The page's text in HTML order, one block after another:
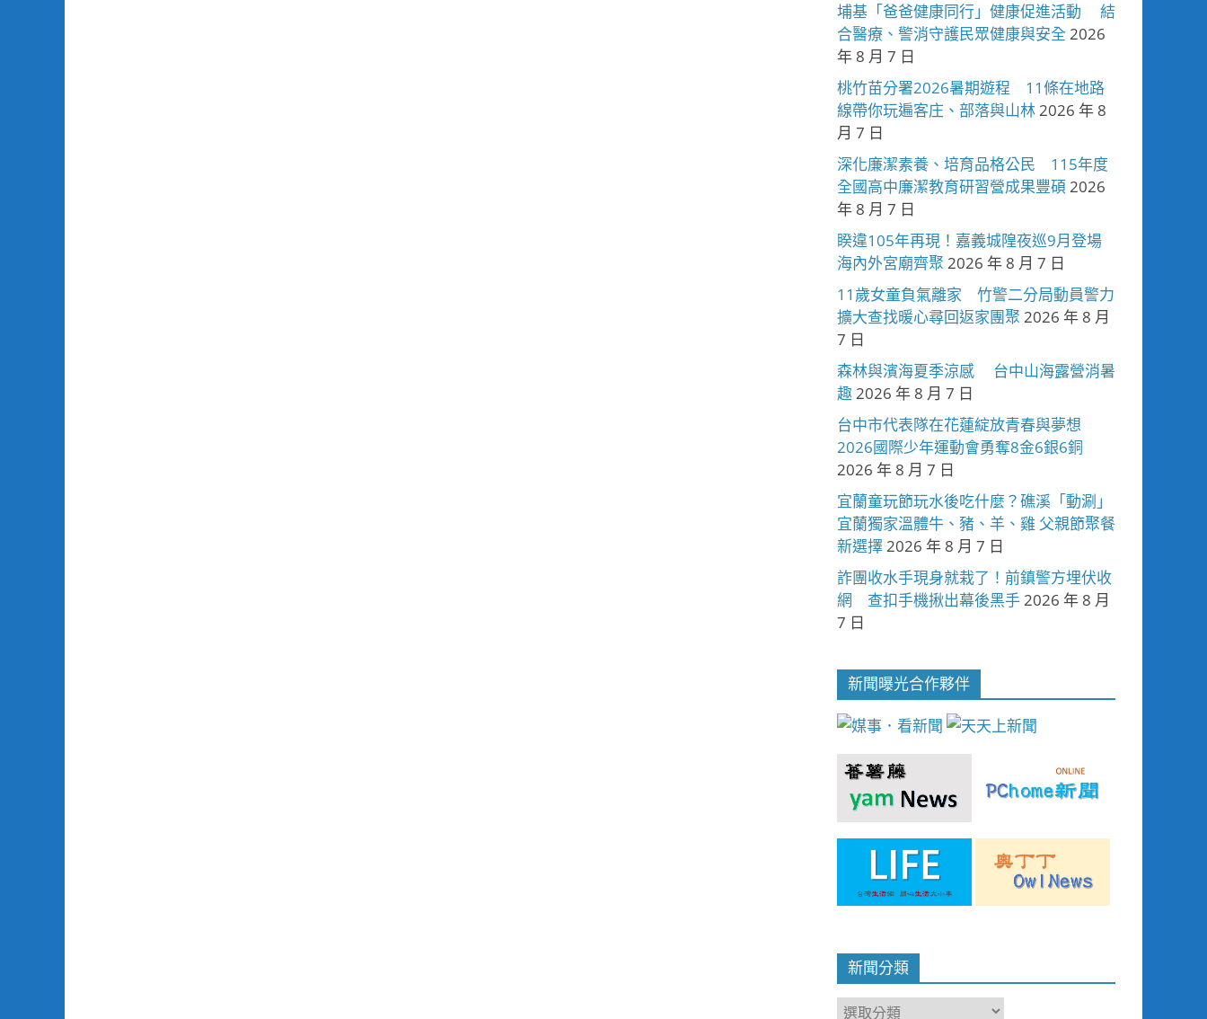
埔基「爸爸健康同行」健康促進活動 結
合醫療、警消守護民眾健康與安全 2026
年 8 月 7 日
桃竹苗分署2026暑期遊程 11條在地路
線帶你玩遍客庄、部落與山林2026 年 8
月 7 日
深化廉潔素養、培育品格公民 115年度
全國高中廉潔教育研習營成果豐碩 2026
年 8 月 7 日
睽違105年再現！嘉義城隍夜巡9月登場
海內外宮廟齊聚 2026 年 8 月 7 日
11歲女童負氣離家 竹警二分局動員警力
擴大查找暖心尋回返家團聚 2026 年 8 月
7 日
森林與濱海夏季涼感 台中山海露營消暑
趣2026 年 8 月 7 日
台中市代表隊在花蓮綻放青春與夢想
2026國際少年運動會勇奪8金6銀6銅
2026 年 8 月 7 日
宜蘭童玩節玩水後吃什麼？礁溪「動涮」
宜蘭獨家溫體牛、豬、羊、雞 父親節聚餐
新選擇2026 年 8 月 7 日
詐團收水手現身就栽了！前鎮警方埋伏收
網 查扣手機揪出幕後黑手2026 年 8 月
7 日
新聞曝光合作夥伴
新聞分類
新